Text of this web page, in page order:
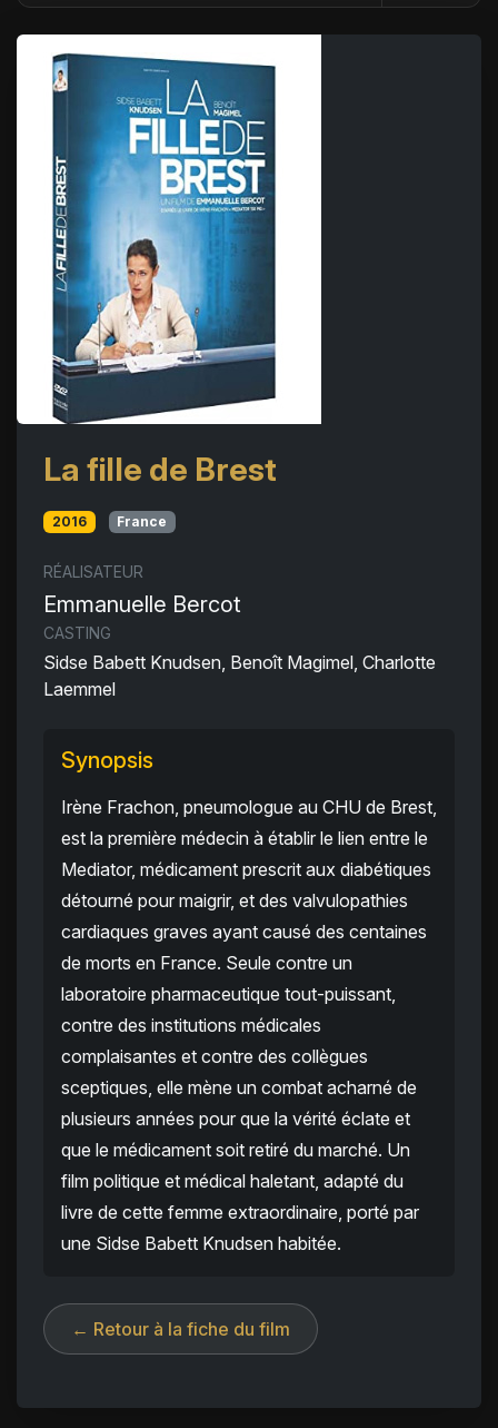
La fille de Brest
2016 France
RÉALISATEUR
Emmanuelle Bercot
CASTING
Sidse Babett Knudsen, Benoît Magimel, Charlotte
Laemmel
Synopsis
Irène Frachon, pneumologue au CHU de Brest,
est la première médecin à établir le lien entre le
Mediator, médicament prescrit aux diabétiques
détourné pour maigrir, et des valvulopathies
cardiaques graves ayant causé des centaines
de morts en France. Seule contre un
laboratoire pharmaceutique tout-puissant,
contre des institutions médicales
complaisantes et contre des collègues
sceptiques, elle mène un combat acharné de
plusieurs années pour que la vérité éclate et
que le médicament soit retiré du marché. Un
film politique et médical haletant, adapté du
livre de cette femme extraordinaire, porté par
une Sidse Babett Knudsen habitée.
← Retour à la fiche du film